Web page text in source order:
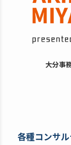
大分事
各種コンサ